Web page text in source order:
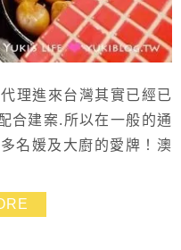
理進來台灣其實已經已
合建案.所以在一般的通
名媛及大廚的愛牌！澳
全面使用ARISTON的
大百貨公司已經出現